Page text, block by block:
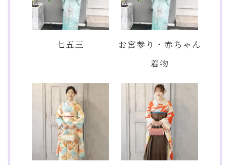
七五三
お宮参り・赤ちゃん
着物